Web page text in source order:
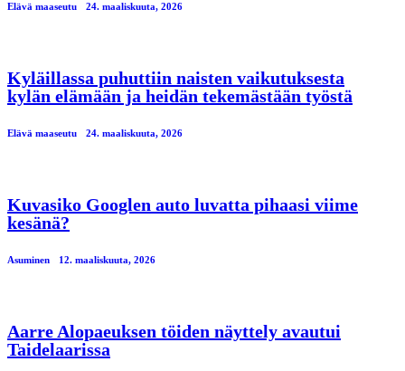
Elävä maaseutu 24. maaliskuuta, 2026
Kyläillassa puhuttiin naisten vaikutuksesta
kylän elämään ja heidän tekemästään työstä
Elävä maaseutu 24. maaliskuuta, 2026
Kuvasiko Googlen auto luvatta pihaasi viime
kesänä?
Asuminen 12. maaliskuuta, 2026
Aarre Alopaeuksen töiden näyttely avautui
Taidelaarissa